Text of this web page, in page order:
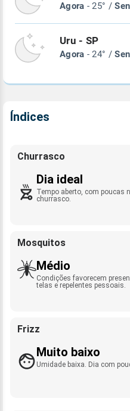
Agora - 25° /
Uru - SP
Agora - 24° /
Índices
Churrasco
Dia ideal
Tempo aberto, com poucas
churrasco.
Mosquitos
Médio
Condições favorecem
telas e repelentes pessoais.
Frizz
Muito baixo
Umidade baixa. Dia com